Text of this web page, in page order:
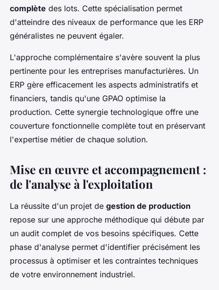
complète des lots. Cette spécialisation permet
d'atteindre des niveaux de performance que les ERP
généralistes ne peuvent égaler.
L'approche complémentaire s'avère souvent la plus
pertinente pour les entreprises manufacturières. Un
ERP gère efficacement les aspects administratifs et
financiers, tandis qu'une GPAO optimise la
production. Cette synergie technologique offre une
couverture fonctionnelle complète tout en préservant
l'expertise métier de chaque solution.
Mise en œuvre et accompagnement :
de l'analyse à l'exploitation
La réussite d'un projet de gestion de production
repose sur une approche méthodique qui débute par
un audit complet de vos besoins spécifiques. Cette
phase d'analyse permet d'identifier précisément les
processus à optimiser et les contraintes techniques
de votre environnement industriel.